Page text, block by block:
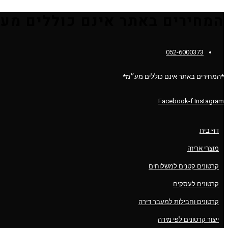
052-6000373
*המחירים באתר אינם כוללים מע״מ*
Facebook-f Instagram
דף בית
מוצרי אריזה
קרטונים קטנים למשלוחים
קרטונים לעסקים
קרטונים וחבילות למעבר דירה
ייצור קרטונים לפי מידה